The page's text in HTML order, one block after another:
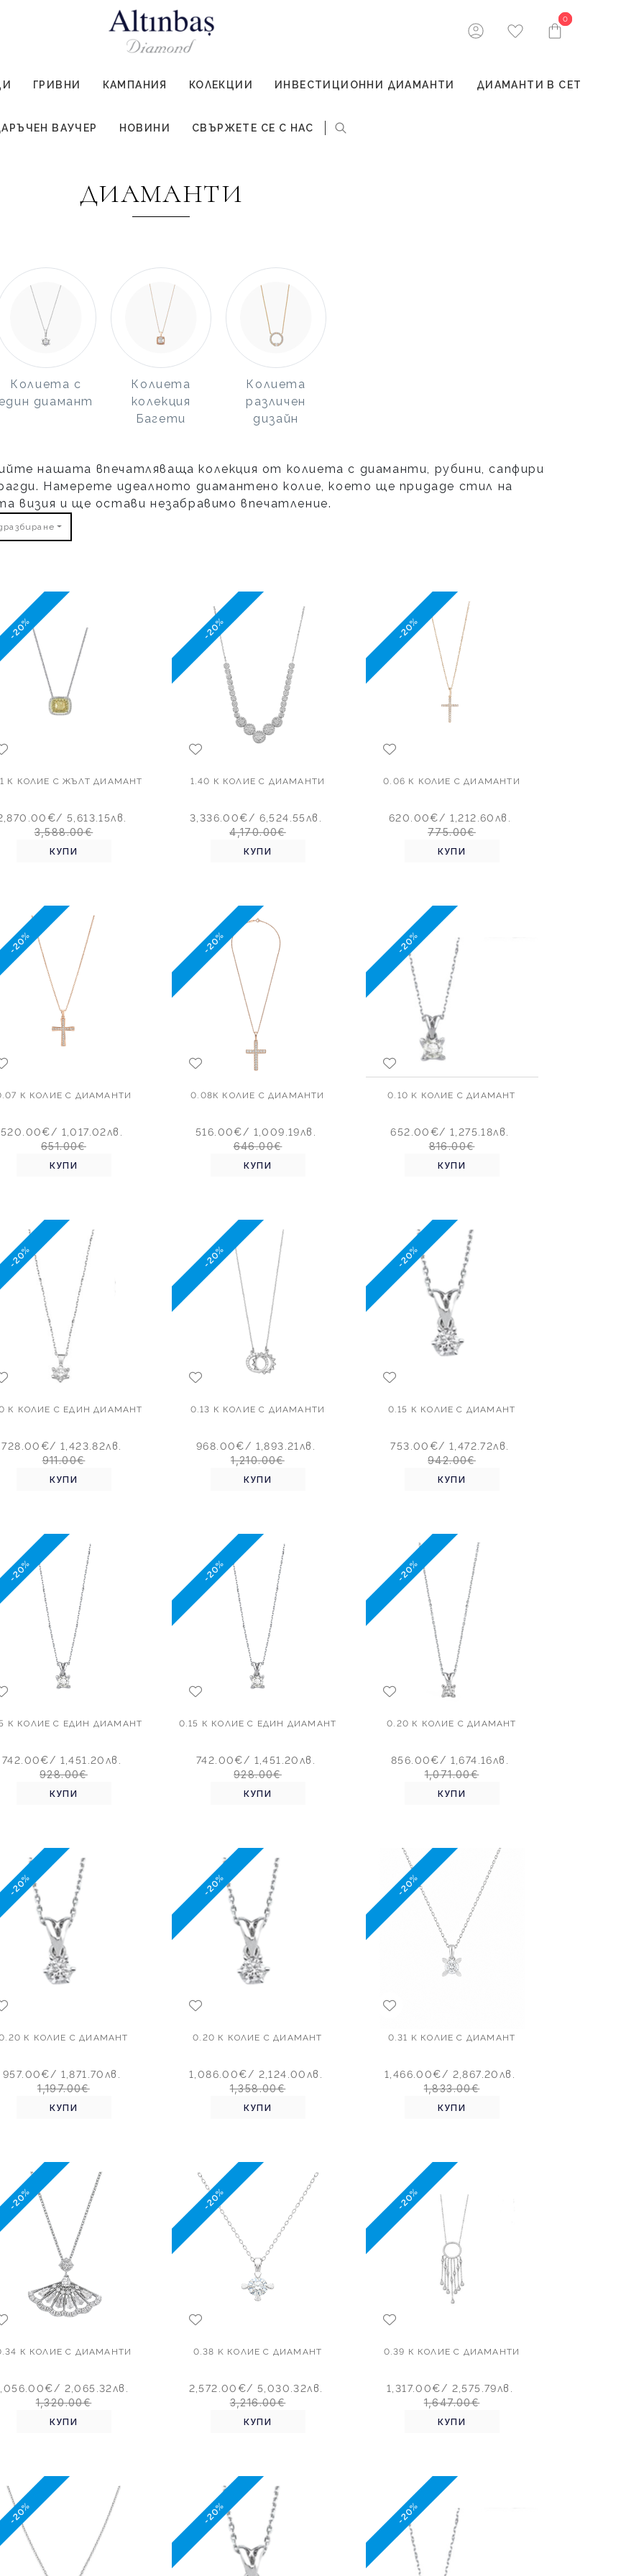
0
0
ГРИВНИ КАМПАНИЯ КОЛЕКЦИИ ИНВЕСТИЦИОННИ ДИАМАНТИ ДИАМАНТИ В СЕТ
ВАУЧЕР НОВИНИ СВЪРЖЕТЕ СЕ С НАС
ДИАМАНТИ
Колиета с
диамант
Колиета
колекция
Багети
Колиета
различен
дизайн
нашата впечатляваща колекция от колиета с диаманти, рубини, сапфири
Намерете идеалното диамантено колие, което ще придаде стил на
визия и ще остави незабравимо впечатление.
-20%
К КОЛИЕ С ЖЪЛТ ДИАМАНТ
/ 5,613.15лв.
3,588.00€
КУПИ
-20%
1.40 К КОЛИЕ С ДИАМАНТИ
3,336.00€/ 6,524.55лв.
4,170.00€
КУПИ
-20%
0.06 К КОЛИЕ С ДИАМАНТИ
620.00€/ 1,212.60лв.
775.00€
КУПИ
-20%
К КОЛИЕ С ДИАМАНТИ
520.00€/ 1,017.02лв.
651.00€
КУПИ
-20%
0.08К КОЛИЕ С ДИАМАНТИ
516.00€/ 1,009.19лв.
646.00€
КУПИ
-20%
0.10 K КОЛИЕ С ДИАМАНТ
652.00€/ 1,275.18лв.
816.00€
КУПИ
-20%
К КОЛИЕ С ЕДИН ДИАМАНТ
728.00€/ 1,423.82лв.
911.00€
КУПИ
-20%
0.13 К КОЛИЕ С ДИАМАНТИ
968.00€/ 1,893.21лв.
1,210.00€
КУПИ
-20%
0.15 К КОЛИЕ С ДИАМАНТ
753.00€/ 1,472.72лв.
942.00€
КУПИ
-20%
К КОЛИЕ С ЕДИН ДИАМАНТ
742.00€/ 1,451.20лв.
928.00€
КУПИ
-20%
0.15 К КОЛИЕ С ЕДИН ДИАМАНТ
742.00€/ 1,451.20лв.
928.00€
КУПИ
-20%
0.20 К КOЛИЕ С ДИАМАНТ
856.00€/ 1,674.16лв.
1,071.00€
КУПИ
-20%
К КОЛИЕ С ДИАМАНТ
957.00€/ 1,871.70лв.
1,197.00€
КУПИ
-20%
0.20 К КОЛИЕ С ДИАМАНТ
1,086.00€/ 2,124.00лв.
1,358.00€
КУПИ
-20%
0.31 K КОЛИЕ С ДИАМАНТ
1,466.00€/ 2,867.20лв.
1,833.00€
КУПИ
-20%
К КОЛИЕ С ДИАМАНТИ
/ 2,065.32лв.
1,320.00€
КУПИ
-20%
0.38 K КОЛИЕ С ДИАМАНТ
2,572.00€/ 5,030.32лв.
3,216.00€
КУПИ
-20%
0.39 К КОЛИЕ С ДИАМАНТИ
1,317.00€/ 2,575.79лв.
1,647.00€
КУПИ
-20% -20% -20%